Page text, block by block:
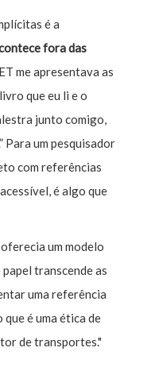
é a
fora das
me apresentava as
que eu li e o
junto comigo,
Para um pesquisador
com referências
é algo que
um modelo
transcende as
uma referência
que é uma ética de
de transportes."